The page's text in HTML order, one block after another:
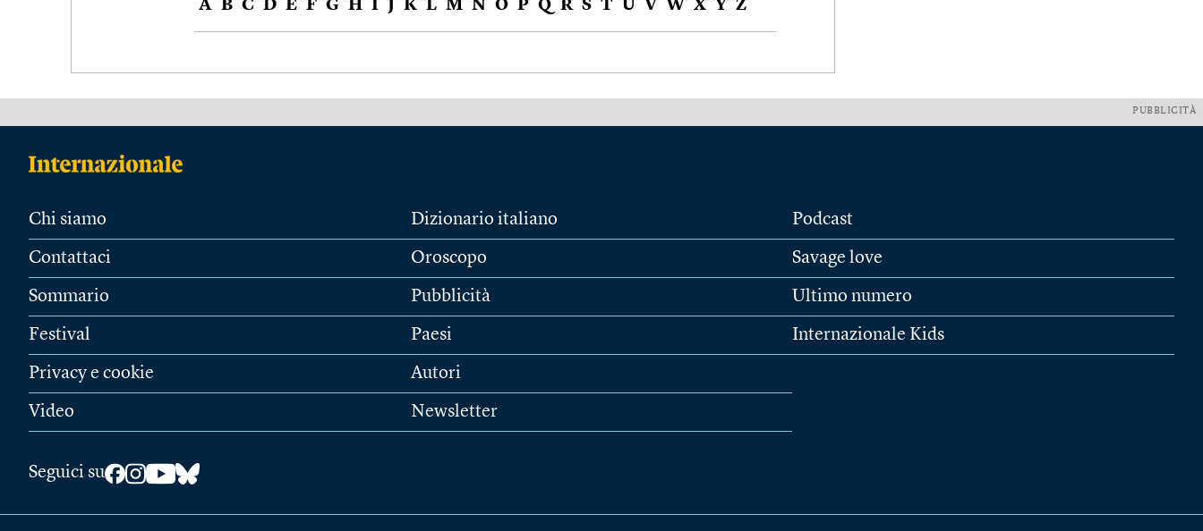
A B C D E F G H I J K L M N O P Q R S T U V W X Y Z
PUBBLICITÀ
Chi siamo
Contattaci
Sommario
Festival
Privacy e cookie
Video
Dizionario italiano
Oroscopo
Pubblicità
Paesi
Autori
Newsletter
Podcast
Savage love
Ultimo numero
Internazionale Kids
Seguici su